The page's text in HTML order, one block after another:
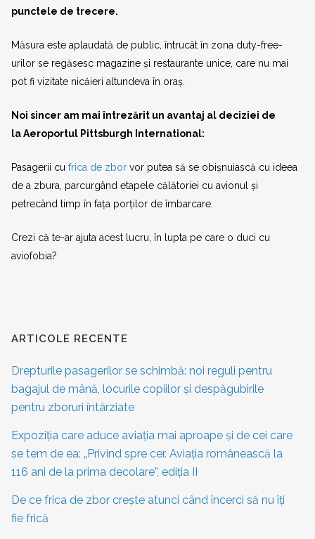
punctele de trecere.
Măsura este aplaudată de public, întrucât în zona duty-free-
urilor se regăsesc magazine și restaurante unice, care nu mai
pot fi vizitate nicăieri altundeva în oraș.
Noi sincer am mai întrezărit un avantaj al deciziei de
la Aeroportul Pittsburgh International:
Pasagerii cufrica de zbor vor putea să se obișnuiască cu ideea
de a zbura, parcurgând etapele călătoriei cu avionul și
petrecând timp în fața porților de îmbarcare.
Crezi că te-ar ajuta acest lucru, în lupta pe care o duci cu
aviofobia?
ARTICOLE RECENTE
Drepturile pasagerilor se schimbă: noi reguli pentru
bagajul de mână, locurile copiilor și despăgubirile
pentru zboruri întârziate
Expoziția care aduce aviația mai aproape și de cei care
se tem de ea: „Privind spre cer. Aviația românească la
116 ani de la prima decolare”, ediția II
De ce frica de zbor crește atunci când încerci să nu îți
fie frică